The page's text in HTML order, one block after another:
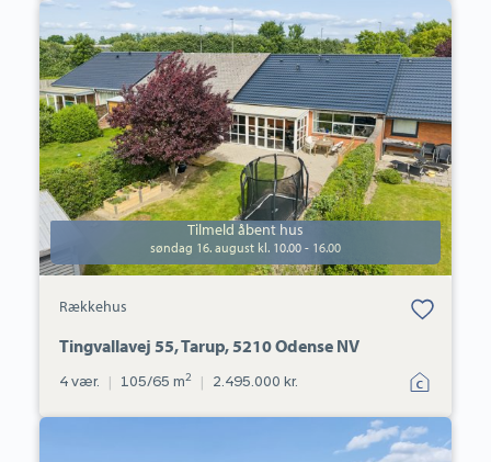
Rækkehus:
Tingvallavej
55,
Tarup,
5210
Odense
NV
Tilmeld åbent hus
søndag 16. august kl. 10.00 - 16.00
Rækkehus
Bolig er gemt
under dine
Tingvallavej 55, Tarup, 5210 Odense NV
4 vær. | 105/65 m2 | 2.495.000 kr.